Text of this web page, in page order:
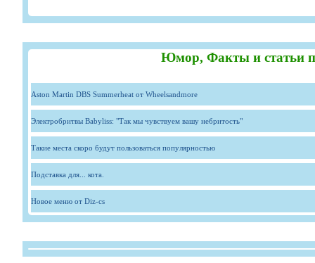
Юмор, Факты и статьи
Aston Martin DBS Summerheat от Wheelsandmore
Электробритвы Babyliss: "Так мы чувствуем вашу небритость"
Такие места скоро будут пользоваться популярностью
Подставка для... кота.
Новое меню от Diz-cs